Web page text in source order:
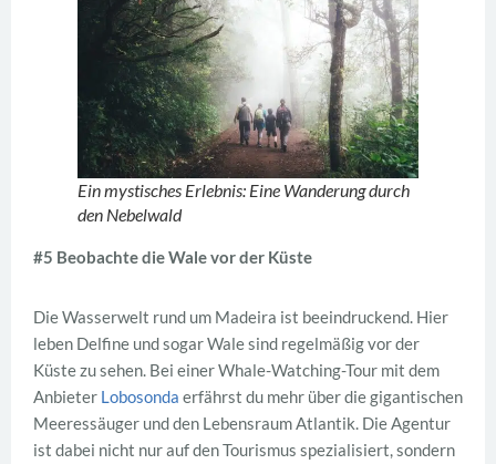
Ein mystisches Erlebnis: Eine Wanderung durch
den Nebelwald
#5 Beobachte die Wale vor der Küste
Die Wasserwelt rund um Madeira ist beeindruckend. Hier
leben Delfine und sogar Wale sind regelmäßig vor der
Küste zu sehen. Bei einer Whale-Watching-Tour mit dem
Anbieter Lobosonda erfährst du mehr über die gigantischen
Meeressäuger und den Lebensraum Atlantik. Die Agentur
ist dabei nicht nur auf den Tourismus spezialisiert, sondern